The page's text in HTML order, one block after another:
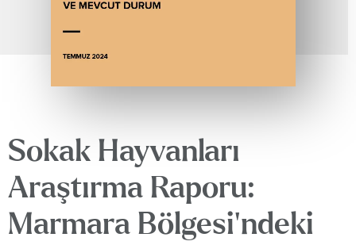
Sokak Hayvanları
Araştırma Raporu:
Marmara Bölgesi’ndeki